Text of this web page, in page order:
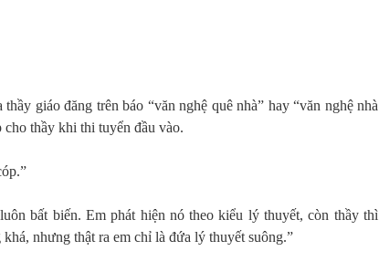
giáo đăng trên báo “văn nghệ quê nhà” hay “văn nghệ nhà
thầy khi thi tuyển đầu vào.
bất biến. Em phát hiện nó theo kiểu lý thuyết, còn thầy thì
nhưng thật ra em chỉ là đứa lý thuyết suông.”